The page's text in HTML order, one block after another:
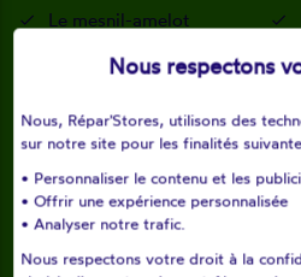
Le mesnil-amelot
Marchémoret
Montgé-en-goële
Moussy-le-vieux
Oissery
Nous respectons
Nous, Répar'Stores, utilisons des
sur notre site pour les finalités
• Personnaliser le contenu et les
• Offrir une expérience personnalisée
• Analyser notre trafic.
Nous respectons votre droit à la